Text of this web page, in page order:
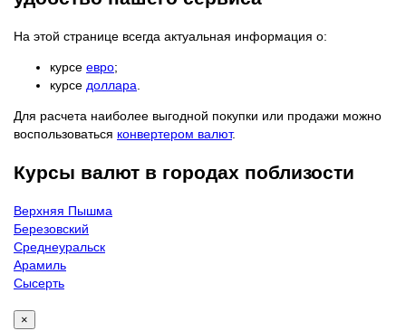
На этой странице всегда актуальная информация о:
курсе евро;
курсе доллара.
Для расчета наиболее выгодной покупки или продажи можно
воспользоваться конвертером валют.
Курсы валют в городах поблизости
Верхняя Пышма
Березовский
Среднеуральск
Арамиль
Сысерть
×